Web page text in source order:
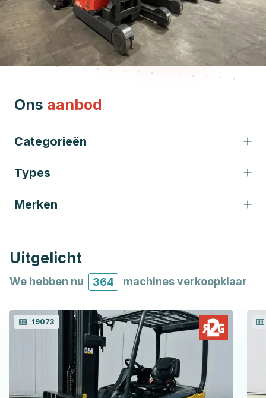
Ons aanbod
Categorieën
Types
Merken
Uitgelicht
We hebben nu 364 machines verkoopklaar
19073